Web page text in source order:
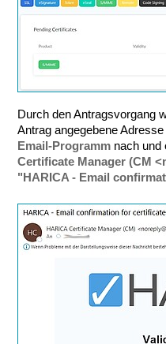
Durch den Antragsvorgang
Antrag angegebene
Email-Programm nach und
Certificate Manager (CM
"HARICA - Email